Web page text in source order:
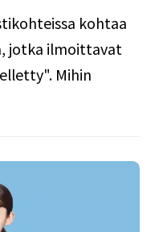
kohtaa
jotka ilmoittavat
Mihin